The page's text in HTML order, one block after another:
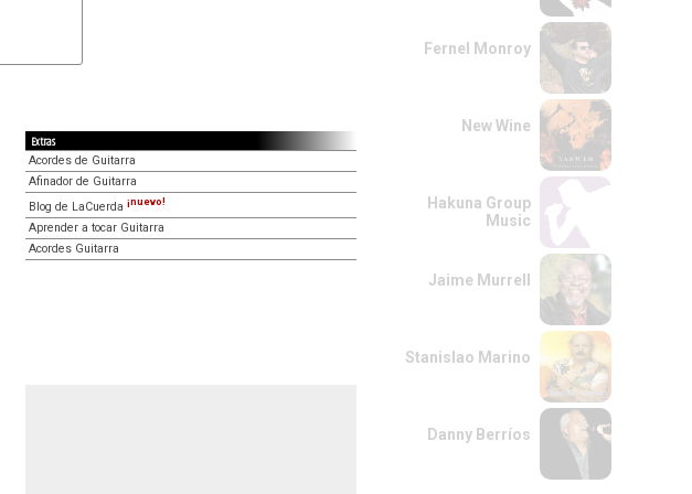
Extras
Acordes de Guitarra
Afinador de Guitarra
Blog de LaCuerda ¡nuevo!
Aprender a tocar Guitarra
Acordes Guitarra
Fernel Monroy
New Wine
Hakuna Group
Music
Jaime Murrell
Stanislao Marino
Danny Berríos